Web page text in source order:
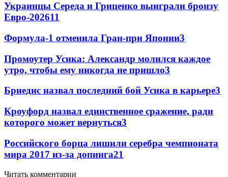
Украинцы Середа и Гриценко выиграли бронзу
Евро-202611
Формула-1 отменила Гран-при Японии3
Промоутер Усика: Александр молился каждое
утро, чтобы ему никогда не пришло3
Бриедис назвал последний бой Усика в карьере3
Кроуфорд назвал единственное сражение, ради
которого может вернуться3
Российского борца лишили серебра чемпионата
мира 2017 из-за допинга21
Читать комментарии